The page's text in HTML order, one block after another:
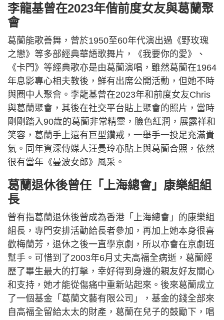
李龍基曾在2023年偕前度女友與葛蘭聚
會
葛蘭能歌善舞，曾於1950至60年代演出過《野玫瑰
之戀》等多部經典華語歌舞片，《我要你的愛》、
《卡門》等經典歌亦是由葛蘭演唱，雖然葛蘭在1964
年息影專心相夫教後，鮮有出席公開活動，但她不時
與圈中人聚會。李龍基曾在2023年和前度女友Chris
與葛蘭聚會，其後在社交平台貼上聚會的照片，當時
剛剛踏入90歲的葛蘭非常精靈，臉色紅潤，展露祥和
笑容，葛蘭手上還有巨型鑽戒，一舉手一投足充滿貴
氣。同年資深傳媒人汪曼玲亦貼上與葛蘭合照，依然
很有當年《曼波女郎》風采。
葛蘭退休後曾任「上海總會」康樂組組
長
曾有指葛蘭退休後曾成為香港「上海總會」的康樂組
組長，專門安排活動給長者參加，再加上她本身很喜
歡梅蘭芳，退休之後一直學京劇，所以亦會在京劇班
幫手。可惜到了2003年6月丈夫高福全病逝，葛蘭經
歷了畢生最大的打擊，幸好得到身邊的親友好友關心
和支持，她才能從傷痛中重新站起來。後來葛蘭成立
了一個基金「葛蘭文藝有限公司」，基金的錢全部來
自高福全留給太太的財產，葛蘭在兒子的鼓勵下，唱